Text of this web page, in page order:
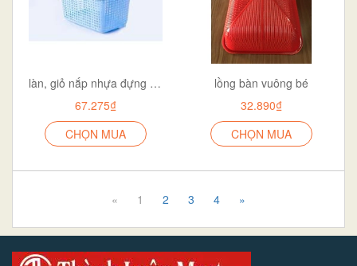
làn, giỏ nắp nhựa đựng đồ sơ sinh
67.275₫
CHỌN MUA
lồng bàn vuông bé
32.890₫
CHỌN MUA
« 1 2 3 4 »